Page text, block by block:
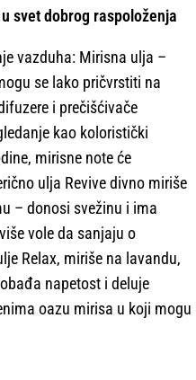
svet dobrog raspoloženja
vazduha: Mirisna ulja –
se lako pričvrstiti na
i prečišćivače
kao koloristički
mirisne note će
ulja Revive divno miriše
– donosi svežinu i ima
vole da sanjaju o
Relax, miriše na lavandu,
napetost i deluje
oazu mirisa u koji mogu